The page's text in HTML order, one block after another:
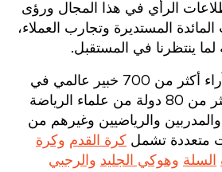
الرأي في هذا المجال ورؤى
المستديرة وتجارب العملاء،
ينتظرنا في المستقبل.
استطلعت كاتابولت آراء أكثر من 700 خبير عالمي في
مجال الرياضة من أكثر من 80 دولة من علماء الرياضة
والمدربين والرياضيين وغيرهم من
متعددة تشمل كرة القدم وكرة
السلة وهوكي الجليد والرجبي